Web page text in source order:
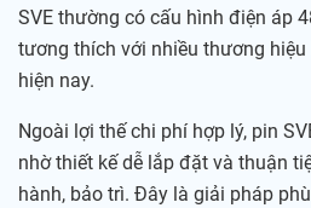
SVE thường có cấu hình điện áp
tương thích với nhiều thương
hiện nay.
Ngoài lợi thế chi phí hợp lý, pin
nhờ thiết kế dễ lắp đặt và thuận
hành, bảo trì. Đây là giải pháp